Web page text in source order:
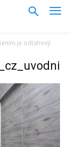
je odtahový